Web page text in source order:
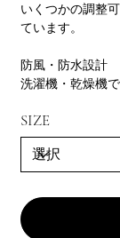
いくつかの調整
ています。
防風・防水設計
洗濯機・乾燥機
SIZE